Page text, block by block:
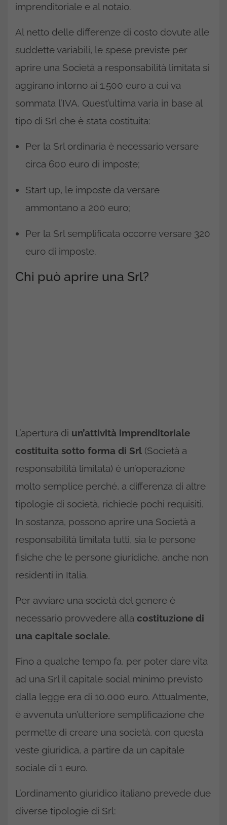
imprenditoriale e al notaio.
Al netto delle differenze di costo dovute alle
suddette variabili, le spese previste per
aprire una Società a responsabilità limitata si
aggirano intorno ai 1.500 euro a cui va
sommata l’IVA. Quest’ultima varia in base al
tipo di Srl che è stata costituita:
Per la Srl ordinaria è necessario versare
circa 600 euro di imposte;
Start up, le imposte da versare
ammontano a 200 euro;
Per la Srl semplificata occorre versare 320
euro di imposte.
Chi può aprire una Srl?
L’apertura di un’attività imprenditoriale
costituita sotto forma di Srl (Società a
responsabilità limitata) è un’operazione
molto semplice perché, a differenza di altre
tipologie di società, richiede pochi requisiti.
In sostanza, possono aprire una Società a
responsabilità limitata tutti, sia le persone
fisiche che le persone giuridiche, anche non
residenti in Italia.
Per avviare una società del genere è
necessario provvedere alla costituzione di
una capitale sociale.
Fino a qualche tempo fa, per poter dare vita
ad una Srl il capitale social minimo previsto
dalla legge era di 10.000 euro. Attualmente,
è avvenuta un’ulteriore semplificazione che
permette di creare una società, con questa
veste giuridica, a partire da un capitale
sociale di 1 euro.
L’ordinamento giuridico italiano prevede due
diverse tipologie di Srl: